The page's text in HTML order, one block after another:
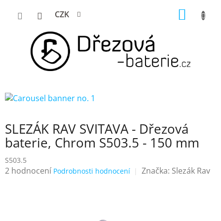
CZK
SLEZÁK RAV SVITAVA - Dřezová
baterie, Chrom S503.5 - 150 mm
S503.5
Průměrné
2 hodnocení Podrobnosti hodnocení Značka: Slezák Rav